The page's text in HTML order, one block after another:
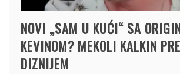
NOVI „SAM U KUĆI“ SA
KEVINOM? MEKOLI KALKIN
DIZNIJEM